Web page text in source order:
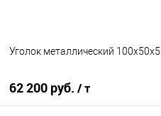
Уголок металлический 100х50х5
62 200 руб. / т